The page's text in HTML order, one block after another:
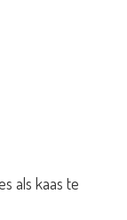
als kaas te